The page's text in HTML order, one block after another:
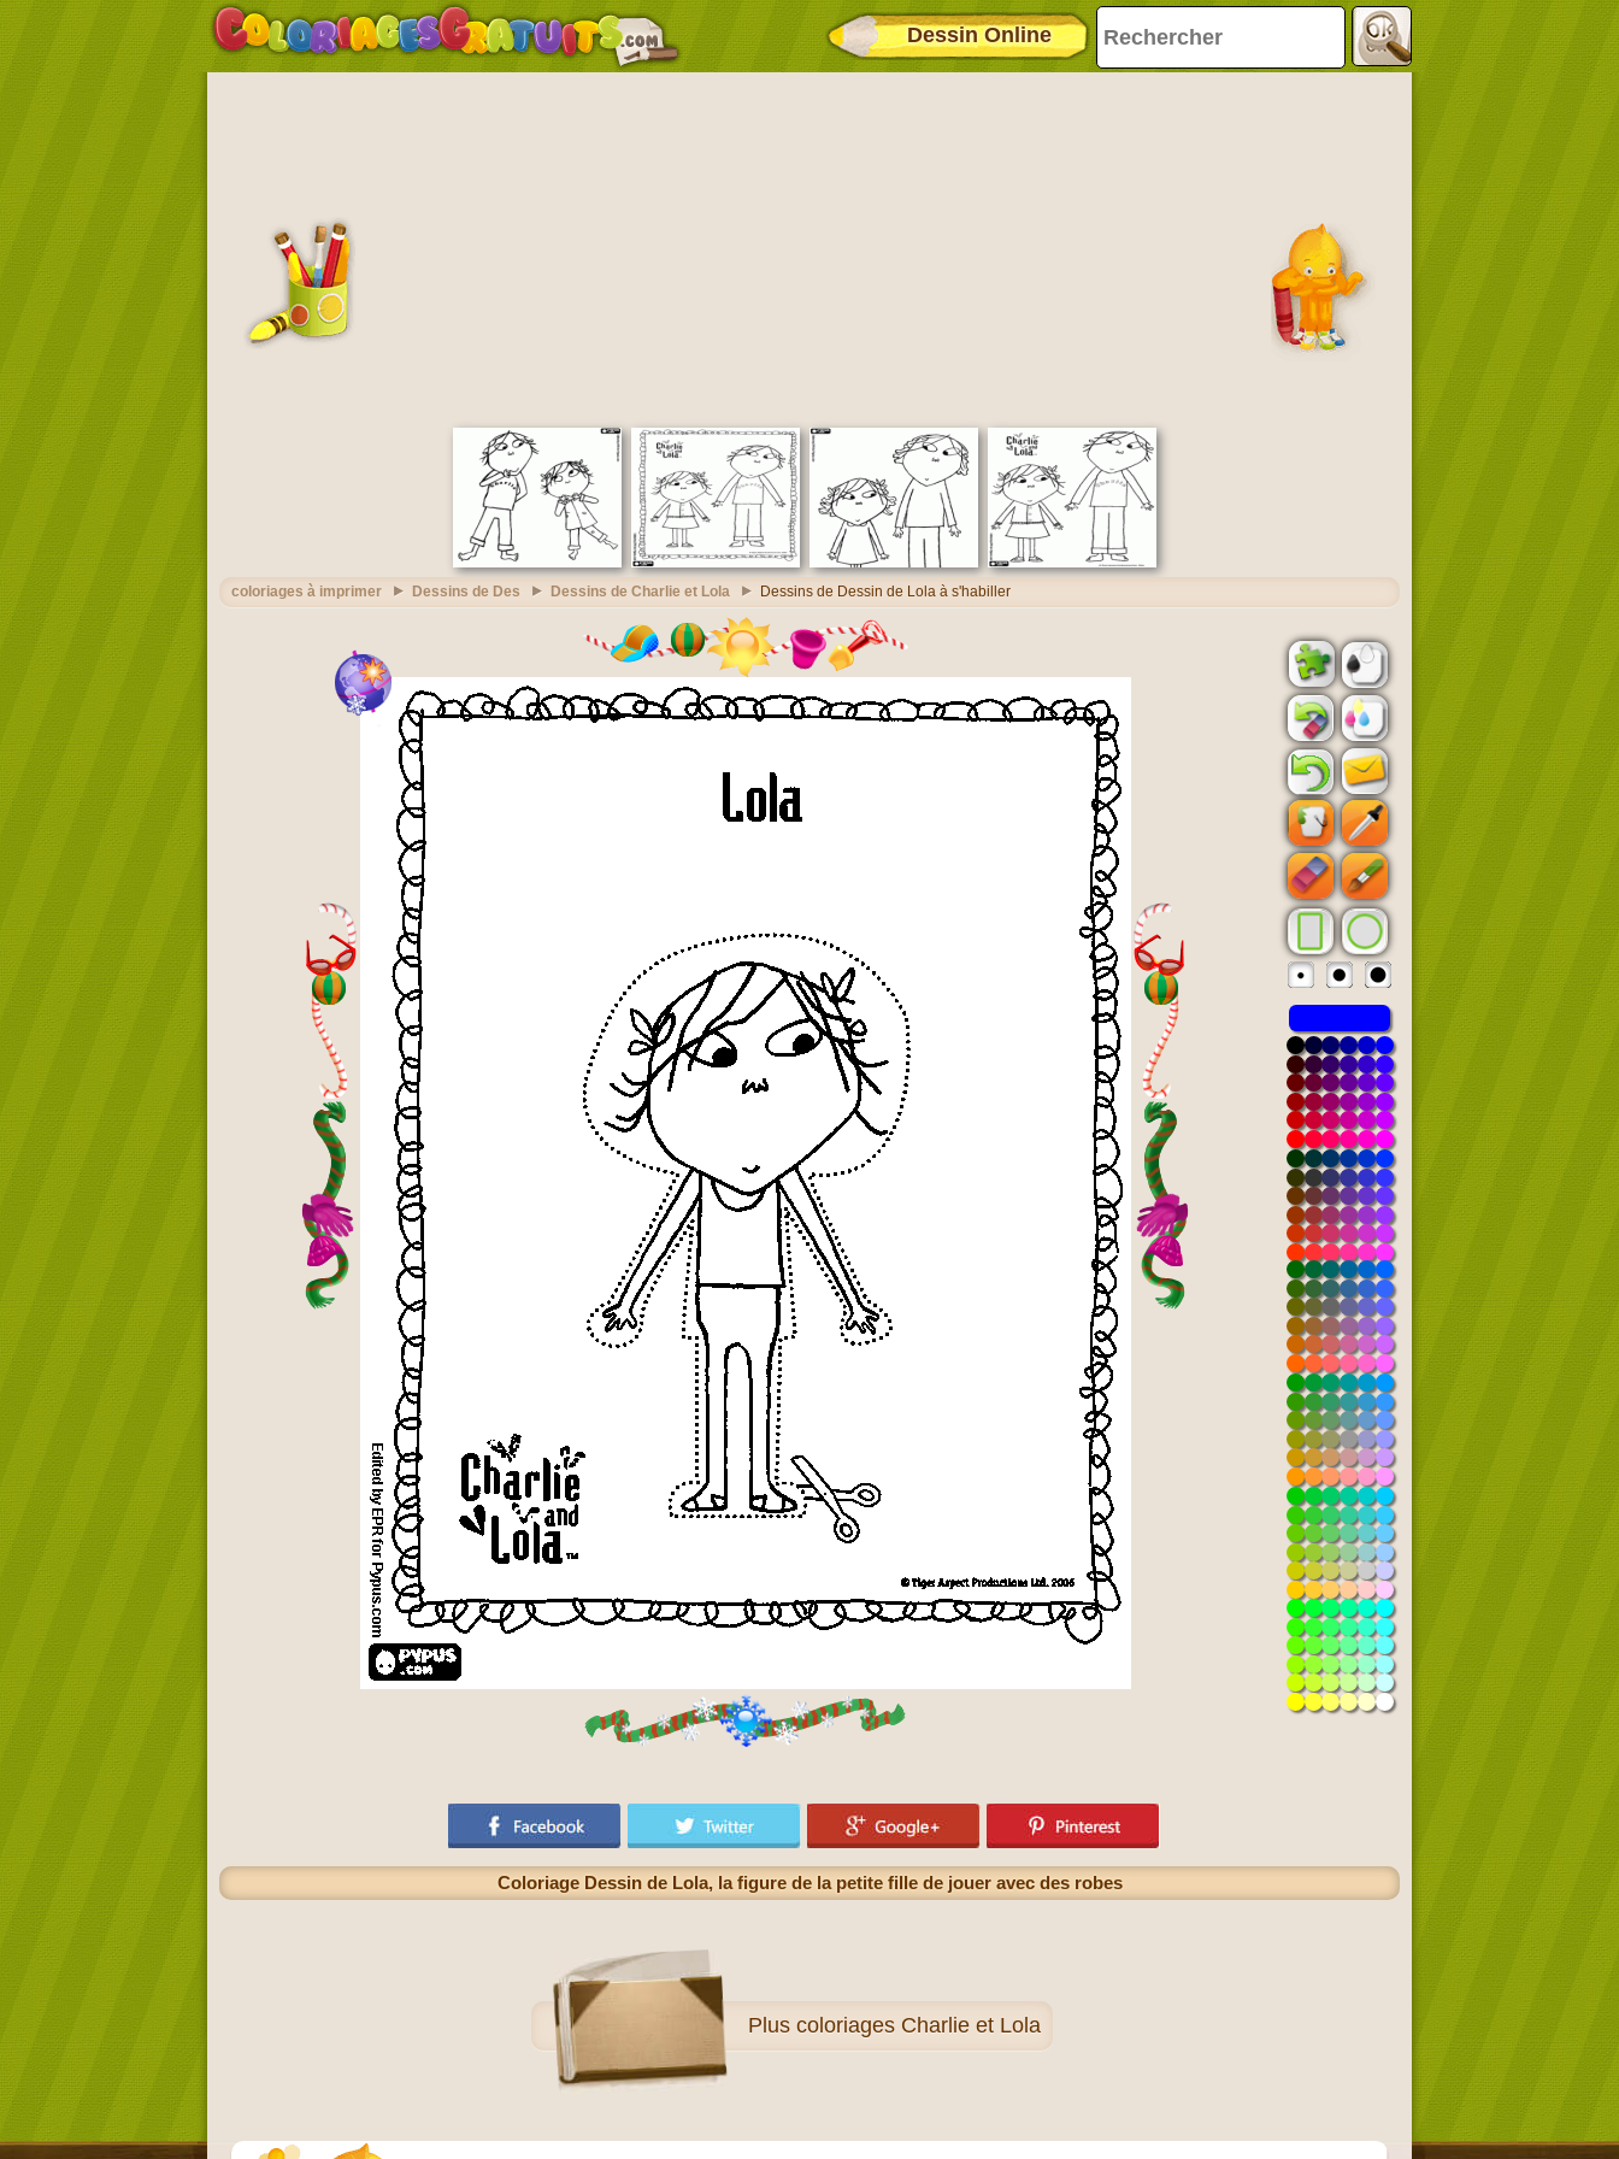
Dessin Online
coloriages à imprimer Dessins de Des Dessins de Charlie et Lola Dessins de Dessin de Lola à s'habiller
Coloriage Dessin de Lola, la figure de la petite fille de jouer avec des robes
Plus coloriages Charlie et Lola